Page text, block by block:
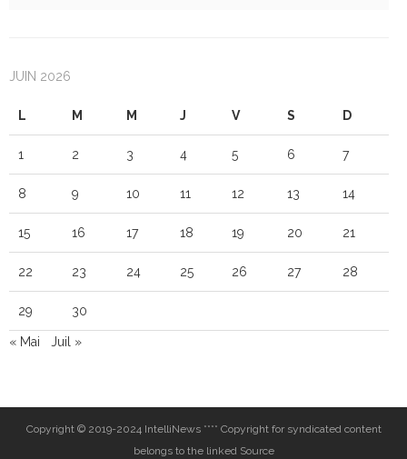
JUIN 2026
L M M J V S D
1 2 3 4 5 6 7
8 9 10 11 12 13 14
15 16 17 18 19 20 21
22 23 24 25 26 27 28
29 30
« Mai Juil »
Copyright © 2019-2024 IntelliNews **** Copyright for syndicated content
belongs to the linked Source